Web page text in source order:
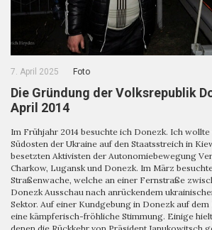
7. April 2025 Foto
Die Gründung der Volksrepublik
April 2014
Im Frühjahr 2014 besuchte ich Donezk. Ich
Südosten der Ukraine auf den Staatsstreich in
besetzten Aktivisten der Autonomiebewegung
Charkow, Lugansk und Donezk. Im März
Straßenwache, welche an einer Fernstraße
Donezk Ausschau nach anrückendem
Sektor. Auf einer Kundgebung in Donezk auf
eine kämpferisch-fröhliche Stimmung. Einige